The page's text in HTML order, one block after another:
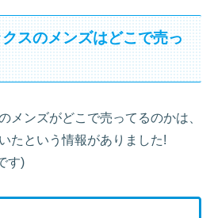
スのメンズはどこで売っ
メンズがどこで売ってるのかは、
たという情報がありました!
す)